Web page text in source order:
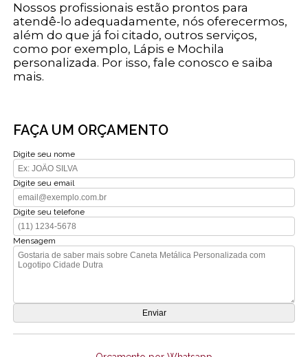
Nossos profissionais estão prontos para
atendê-lo adequadamente, nós oferecermos,
além do que já foi citado, outros serviços,
como por exemplo, Lápis e Mochila
personalizada. Por isso, fale conosco e saiba
mais.
FAÇA UM ORÇAMENTO
Digite seu nome
Digite seu email
Digite seu telefone
Mensagem